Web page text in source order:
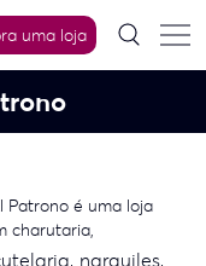
uma loja
Patrono é uma loja
charutaria,
utelaria, narguiles,